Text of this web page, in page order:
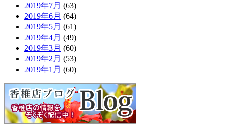
2019年7月 (63)
2019年6月 (64)
2019年5月 (61)
2019年4月 (49)
2019年3月 (60)
2019年2月 (53)
2019年1月 (60)